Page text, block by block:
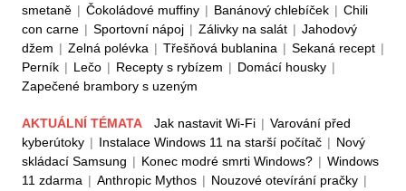
smetaně | Čokoládové muffiny | Banánový chlebíček | Chili
con carne | Sportovní nápoj | Zálivky na salát | Jahodový
džem | Zelná polévka | Třešňová bublanina | Sekaná recept |
Perník | Lečo | Recepty s rybízem | Domácí housky |
Zapečené brambory s uzeným
AKTUÁLNÍ TÉMATA Jak nastavit Wi-Fi | Varování před
kyberútoky | Instalace Windows 11 na starší počítač | Nový
skládací Samsung | Konec modré smrti Windows? | Windows
11 zdarma | Anthropic Mythos | Nouzové otevírání pračky |